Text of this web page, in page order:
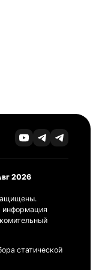
2026
информация
статической